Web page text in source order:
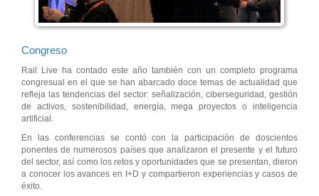
Congreso
Rail Live ha contado este año también con un completo programa
congresual en el que se han abarcado doce temas de actualidad que
refleja las tendencias del sector: señalización, ciberseguridad, gestión
de activos, sostenibilidad, energía, mega proyectos o inteligencia
artificial.
En las conferencias se contó con la participación de doscientos
ponentes de numerosos países que analizaron el presente y el futuro
del sector, así como los retos y oportunidades que se presentan, dieron
a conocer los avances en I+D y compartieron experiencias y casos de
éxito.